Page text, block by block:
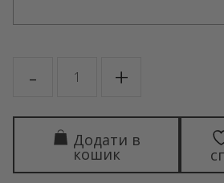
- кількість +
кошик